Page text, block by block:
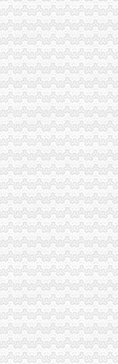
息无比对况,
公司
_新浪网
专栏